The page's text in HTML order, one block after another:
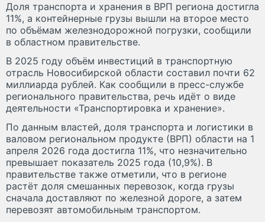
Доля транспорта и хранения в ВРП региона достигла
11%, а контейнерные грузы вышли на второе место
по объёмам железнодорожной погрузки, сообщили
в областном правительстве.
В 2025 году объём инвестиций в транспортную
отрасль Новосибирской области составил почти 62
миллиарда рублей. Как сообщили в пресс-службе
регионального правительства, речь идёт о виде
деятельности «Транспортировка и хранение».
По данным властей, доля транспорта и логистики в
валовом региональном продукте (ВРП) области на 1
апреля 2026 года достигла 11%, что незначительно
превышает показатель 2025 года (10,9%). В
правительстве также отметили, что в регионе
растёт доля смешанных перевозок, когда грузы
сначала доставляют по железной дороге, а затем
перевозят автомобильным транспортом.